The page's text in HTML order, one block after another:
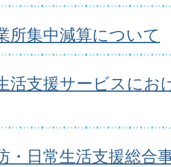
所集中減算について
活支援サービスにお
・日常生活支援総合